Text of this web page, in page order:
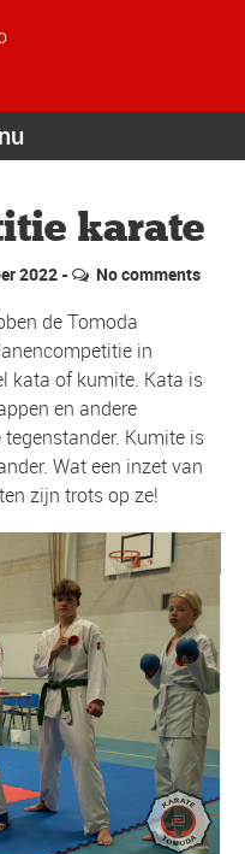
karate
2022 No comments
de Tomoda
in
kata of kumite. Kata is
en andere
Kumite is
Wat een inzet van
zijn trots op ze!